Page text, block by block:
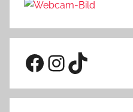
Facebook
Instagram
TikTok